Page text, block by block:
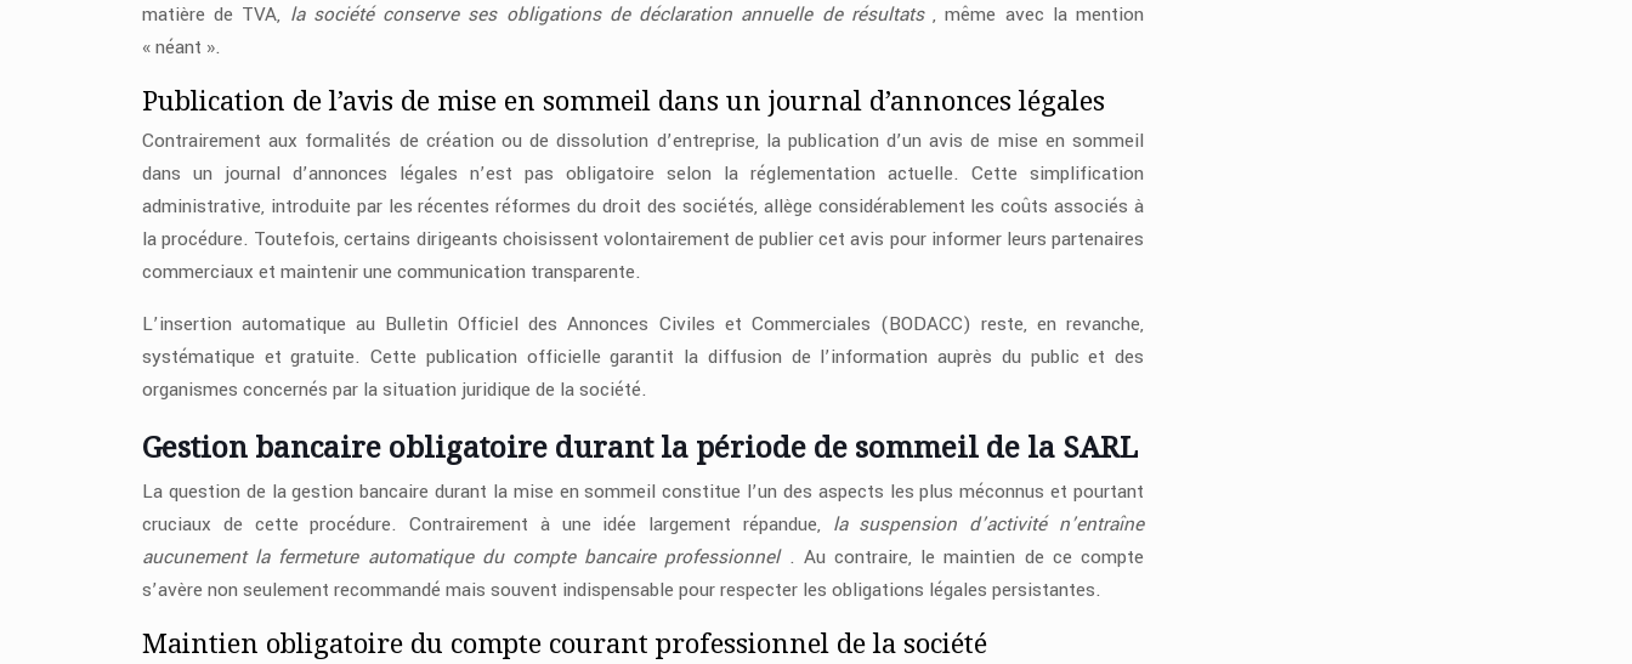
matière de TVA, la société conserve ses obligations de déclaration annuelle de résultats, même avec la mention
« néant ».
Publication de l’avis de mise en sommeil dans un journal d’annonces légales
Contrairement aux formalités de création ou de dissolution d’entreprise, la publication d’un avis de mise en sommeil
dans un journal d’annonces légales n’est pas obligatoire selon la réglementation actuelle. Cette simplification
administrative, introduite par les récentes réformes du droit des sociétés, allège considérablement les coûts associés à
la procédure. Toutefois, certains dirigeants choisissent volontairement de publier cet avis pour informer leurs partenaires
commerciaux et maintenir une communication transparente.
L’insertion automatique au Bulletin Officiel des Annonces Civiles et Commerciales (BODACC) reste, en revanche,
systématique et gratuite. Cette publication officielle garantit la diffusion de l’information auprès du public et des
organismes concernés par la situation juridique de la société.
Gestion bancaire obligatoire durant la période de sommeil de la SARL
La question de la gestion bancaire durant la mise en sommeil constitue l’un des aspects les plus méconnus et pourtant
cruciaux de cette procédure. Contrairement à une idée largement répandue, la suspension d’activité n’entraîne
aucunement la fermeture automatique du compte bancaire professionnel . Au contraire, le maintien de ce compte
s’avère non seulement recommandé mais souvent indispensable pour respecter les obligations légales persistantes.
Maintien obligatoire du compte courant professionnel de la société